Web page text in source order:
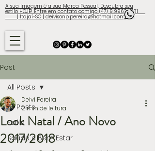
A sua Imagem é a sua Marca Pessoal, Descubra seu
estilo HOJE! Entre em contato comigo (47) 9.9960-3131
| Itajaí-SC | deivisonp.pereira@hotmail.com
Post
All Posts
Estilo
Saúde e Bem Estar
All Posts
Look Natal / Ano Novo
2017/2018
Deivi Pereira
2 min de leitura